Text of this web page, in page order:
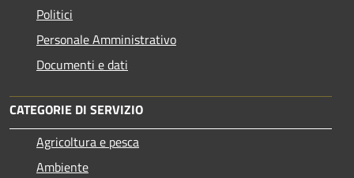
Politici
Personale Amministrativo
Documenti e dati
CATEGORIE DI SERVIZIO
Agricoltura e pesca
Ambiente